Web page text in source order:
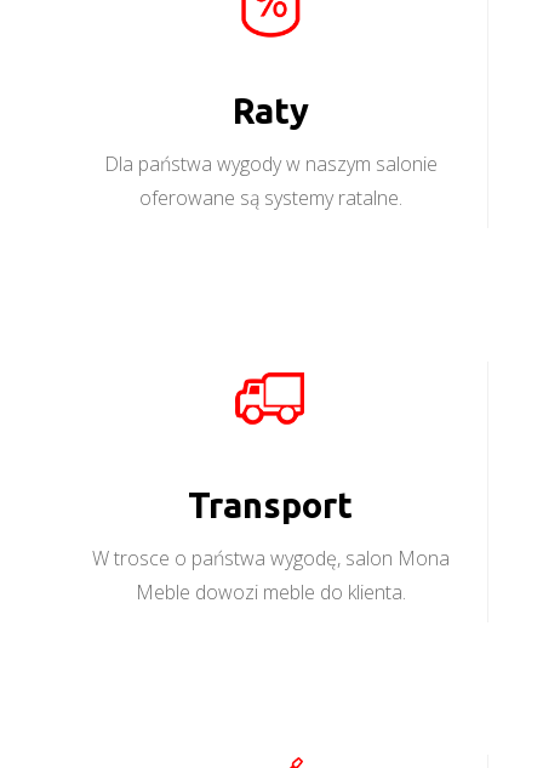
Raty
Dla państwa wygody w naszym salonie
oferowane są systemy ratalne.
Transport
W trosce o państwa wygodę, salon Mona
Meble dowozi meble do klienta.